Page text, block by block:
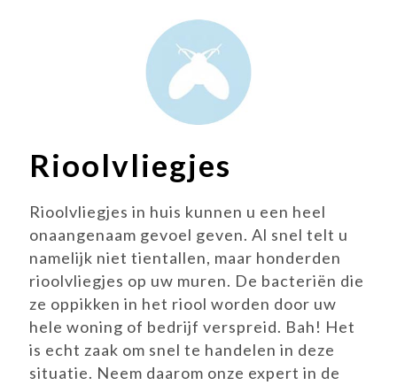
Rioolvliegjes
Rioolvliegjes in huis kunnen u een heel
onaangenaam gevoel geven. Al snel telt u
namelijk niet tientallen, maar honderden
rioolvliegjes op uw muren. De bacteriën die
ze oppikken in het riool worden door uw
hele woning of bedrijf verspreid. Bah! Het
is echt zaak om snel te handelen in deze
situatie. Neem daarom onze expert in de